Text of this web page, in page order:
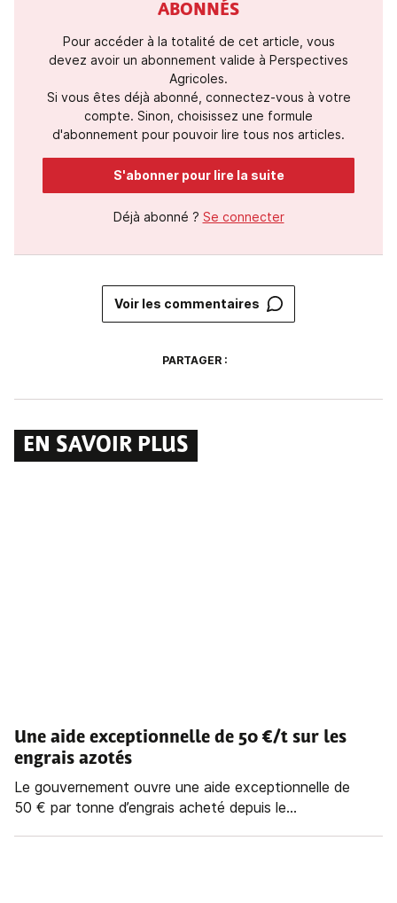
ABONNÉS
Pour accéder à la totalité de cet article, vous
devez avoir un abonnement valide à Perspectives
Agricoles.
Si vous êtes déjà abonné, connectez-vous à votre
compte. Sinon, choisissez une formule
d'abonnement pour pouvoir lire tous nos articles.
S'abonner pour lire la suite
Déjà abonné ? Se connecter
Voir les commentaires
PARTAGER :
EN SAVOIR PLUS
Une aide exceptionnelle de 50 €/t sur les
engrais azotés
Le gouvernement ouvre une aide exceptionnelle de
50 € par tonne d’engrais acheté depuis le...